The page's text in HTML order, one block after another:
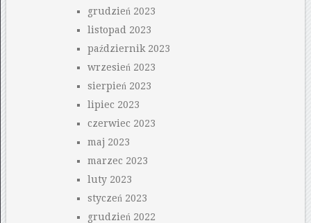
grudzień 2023
listopad 2023
październik 2023
wrzesień 2023
sierpień 2023
lipiec 2023
czerwiec 2023
maj 2023
marzec 2023
luty 2023
styczeń 2023
grudzień 2022